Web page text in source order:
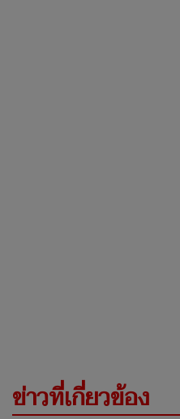
ข่าวที่เกี่ยวข้อง